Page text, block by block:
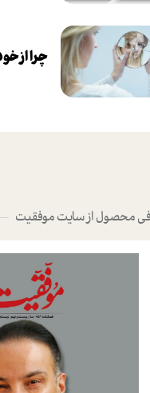
چرا از
محصول از سایت موفقیت